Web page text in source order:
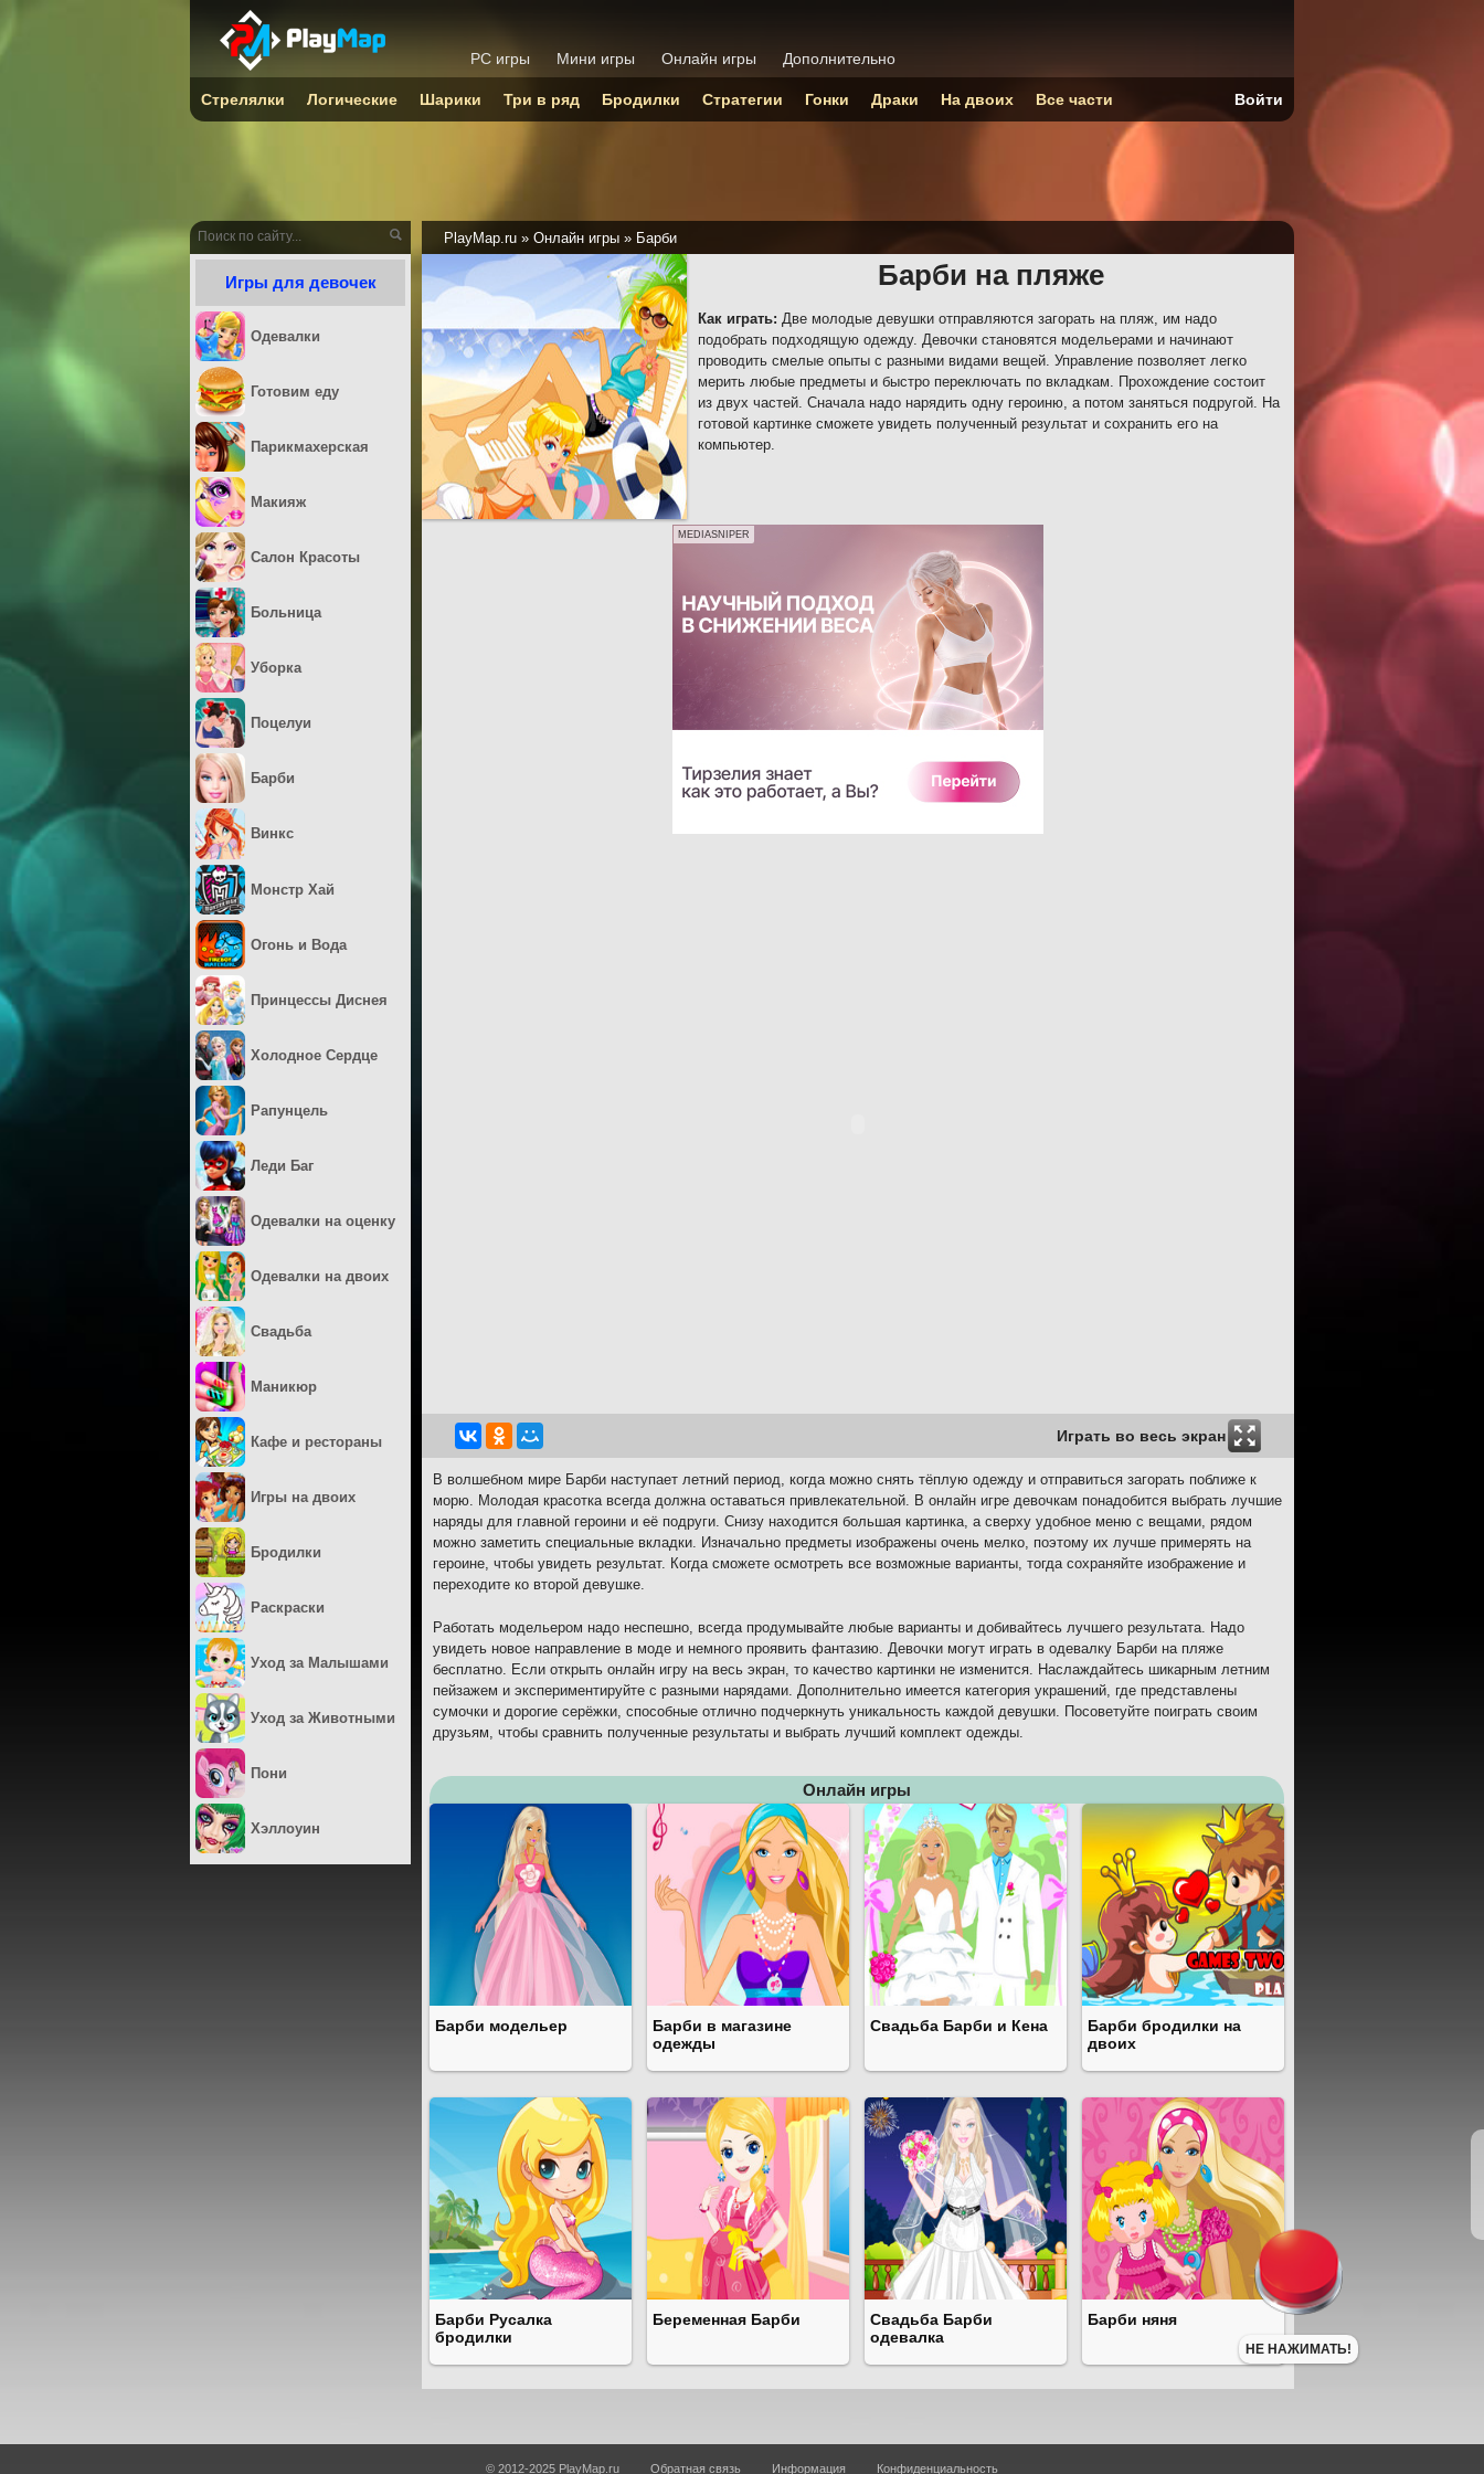
PlayMap.ru » Онлайн игры » Барби
Барби на пляже
Как играть: Две молодые девушки отправляются загорать на пляж, им надо
подобрать подходящую одежду. Девочки становятся модельерами и начинают
проводить смелые опыты с разными видами вещей. Управление позволяет легко
мерить любые предметы и быстро переключать по вкладкам. Прохождение состоит
из двух частей. Сначала надо нарядить одну героиню, а потом заняться подругой. На
готовой картинке сможете увидеть полученный результат и сохранить его на
компьютер.
MEDIASNIPER
Играть во весь экран
В волшебном мире Барби наступает летний период, когда можно снять тёплую одежду и отправиться загорать поближе к
морю. Молодая красотка всегда должна оставаться привлекательной. В онлайн игре девочкам понадобится выбрать лучшие
наряды для главной героини и её подруги. Снизу находится большая картинка, а сверху удобное меню с вещами, рядом
можно заметить специальные вкладки. Изначально предметы изображены очень мелко, поэтому их лучше примерять на
героине, чтобы увидеть результат. Когда сможете осмотреть все возможные варианты, тогда сохраняйте изображение и
переходите ко второй девушке.
Работать модельером надо неспешно, всегда продумывайте любые варианты и добивайтесь лучшего результата. Надо
увидеть новое направление в моде и немного проявить фантазию. Девочки могут играть в одевалку Барби на пляже
бесплатно. Если открыть онлайн игру на весь экран, то качество картинки не изменится. Наслаждайтесь шикарным летним
пейзажем и экспериментируйте с разными нарядами. Дополнительно имеется категория украшений, где представлены
сумочки и дорогие серёжки, способные отлично подчеркнуть уникальность каждой девушки. Посоветуйте поиграть своим
друзьям, чтобы сравнить полученные результаты и выбрать лучший комплект одежды.
Онлайн игры
Барби модельер
Барби в магазине
одежды
Свадьба Барби и Кена
Барби бродилки на
двоих
Барби Русалка
бродилки
Беременная Барби
Свадьба Барби
одевалка
Барби няня
Игры для девочек
Одевалки
Готовим еду
Парикмахерская
Макияж
Салон Красоты
Больница
Уборка
Поцелуи
Барби
Винкс
Монстр Хай
Огонь и Вода
Принцессы Диснея
Холодное Сердце
Рапунцель
Леди Баг
Одевалки на оценку
Одевалки на двоих
Свадьба
Маникюр
Кафе и рестораны
Игры на двоих
Бродилки
Раскраски
Уход за Малышами
Уход за Животными
Пони
Хэллоуин
PC игры Мини игры Онлайн игры Дополнительно
Стрелялки Логические Шарики Три в ряд Бродилки Стратегии Гонки Драки На двоих Все части Войти
© 2012-2025 PlayMap.ru Обратная связь Информация Конфиденциальность
НЕ НАЖИМАТЬ!